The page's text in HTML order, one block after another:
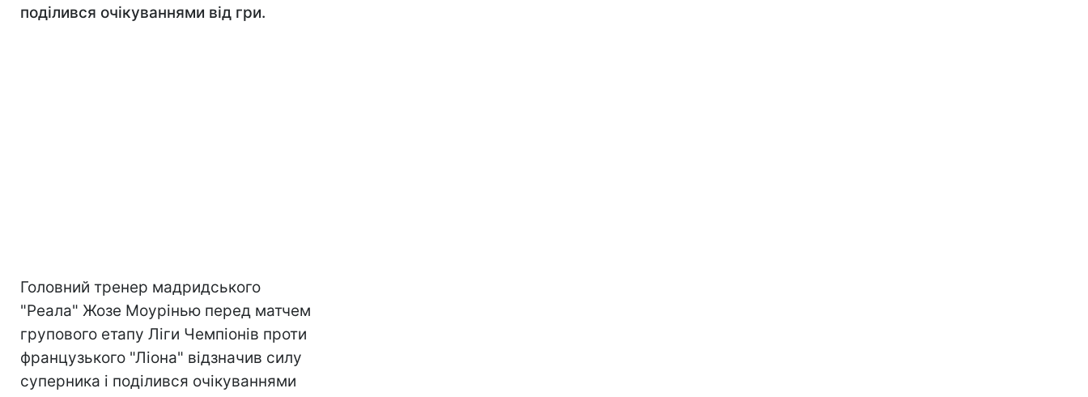
поділився очікуваннями від гри.
Головний тренер мадридського
"Реала" Жозе Моурінью перед матчем
групового етапу Ліги Чемпіонів проти
французького "Ліона" відзначив силу
суперника і поділився очікуваннями